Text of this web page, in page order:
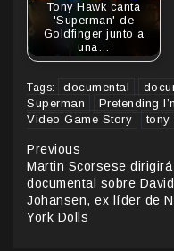
Tony Hawk canta
'Superman' de
Goldfinger junto a
una…
Tags: documental
Superman
Pretending
Video Game Story
tony
Continue
Reading
Previous
Martin Scorsese dirigirá
documental sobre David
Johansen, ex líder de
York Dolls